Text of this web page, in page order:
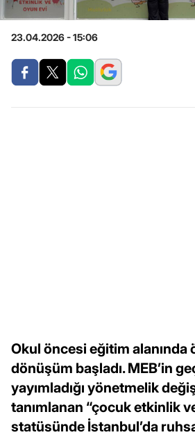
23.04.2026 - 15:06
Okul öncesi eğitim alanında
dönüşüm başladı. MEB’in
yayımladığı yönetmelik
tanımlanan “çocuk etkinlik
statüsünde İstanbul’da